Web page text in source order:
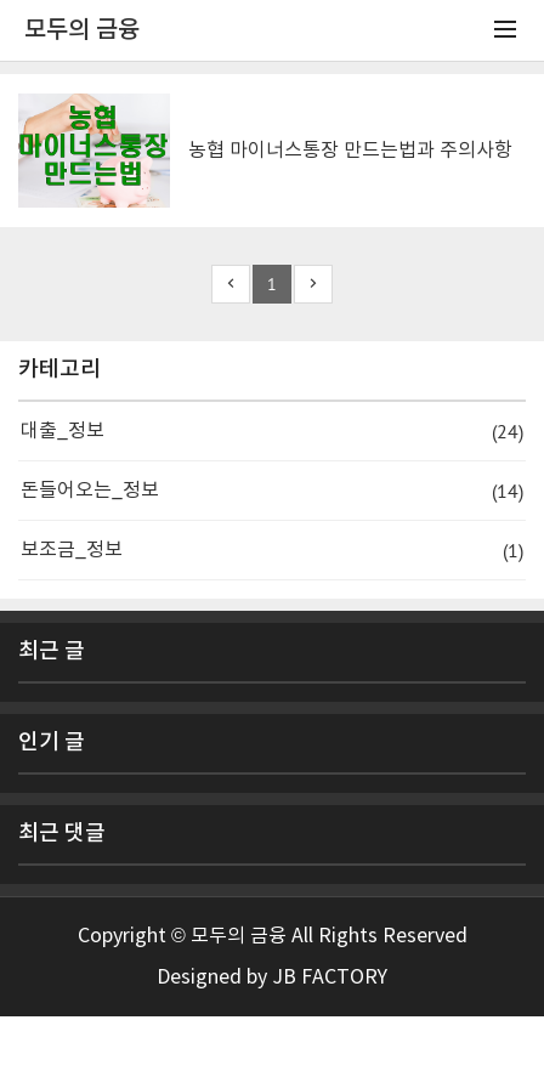
모두의 금융
농협 마이너스통장 만드는법과 주의사항
1
카테고리
대출_정보 (24)
돈들어오는_정보 (14)
보조금_정보 (1)
최근 글
인기 글
최근 댓글
Copyright © 모두의 금융 All Rights Reserved
Designed by JB FACTORY